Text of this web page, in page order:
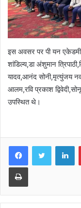
इस अवसर पर पी यन
शांडिल्य,डा अंशुमान
यादव,आनंद सोनी,मृत्युंजय
आलम,रवि प्रकाश
उपस्थित थे।
FacebookTwitter
Print